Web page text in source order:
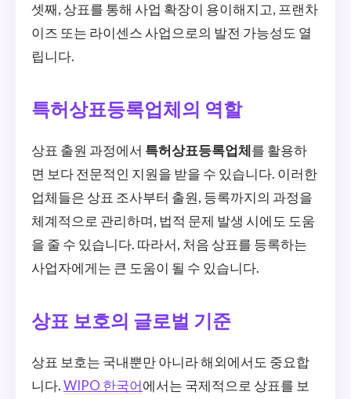
셋째, 상표를 통해 사업 확장이 용이해지고, 프랜차
이즈 또는 라이센스 사업으로의 발전 가능성도 열
립니다.
특허상표등록업체의 역할
상표 출원 과정에서 특허상표등록업체를 활용하
면 보다 전문적인 지원을 받을 수 있습니다. 이러한
업체들은 상표 조사부터 출원, 등록까지의 과정을
체계적으로 관리하며, 법적 문제 발생 시에도 도움
을 줄 수 있습니다. 따라서, 처음 상표를 등록하는
사업자에게는 큰 도움이 될 수 있습니다.
상표 보호의 글로벌 기준
상표 보호는 국내뿐만 아니라 해외에서도 중요합
니다.WIPO 한국어에서는 국제적으로 상표를 보